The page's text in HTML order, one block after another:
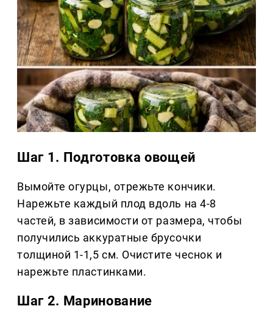
Шаг 1. Подготовка овощей
Вымойте огурцы, отрежьте кончики.
Нарежьте каждый плод вдоль на 4-8
частей, в зависимости от размера, чтобы
получились аккуратные брусочки
толщиной 1-1,5 см. Очистите чеснок и
нарежьте пластинками.
Шаг 2. Маринование